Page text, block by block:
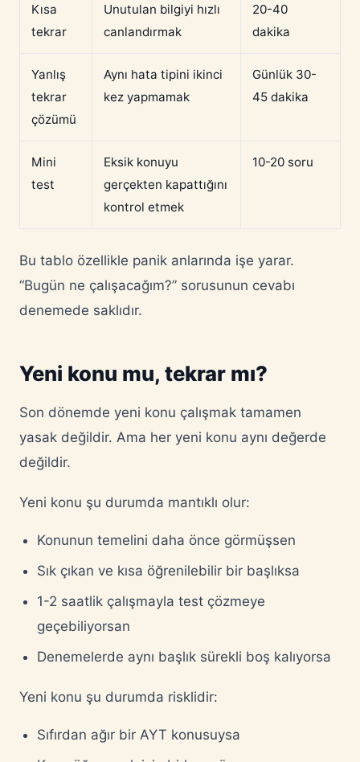
Kısa
tekrar
Unutulan bilgiyi hızlı
canlandırmak
20-40
dakika
Yanlış
tekrar
çözümü
Aynı hata tipini ikinci
kez yapmamak
Günlük 30-
45 dakika
Mini
test
Eksik konuyu
gerçekten kapattığını
kontrol etmek
10-20 soru
Bu tablo özellikle panik anlarında işe yarar.
“Bugün ne çalışacağım?” sorusunun cevabı
denemede saklıdır.
Yeni konu mu, tekrar mı?
Son dönemde yeni konu çalışmak tamamen
yasak değildir. Ama her yeni konu aynı değerde
değildir.
Yeni konu şu durumda mantıklı olur:
Konunun temelini daha önce görmüşsen
Sık çıkan ve kısa öğrenilebilir bir başlıksa
1-2 saatlik çalışmayla test çözmeye
geçebiliyorsan
Denemelerde aynı başlık sürekli boş kalıyorsa
Yeni konu şu durumda risklidir:
Sıfırdan ağır bir AYT konusuysa